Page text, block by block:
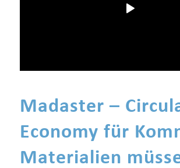
Madaster –
Economy für
Materialien